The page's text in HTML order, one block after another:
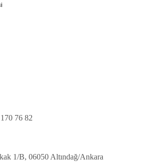
76 82
1/B, 06050 Altındağ/Ankara